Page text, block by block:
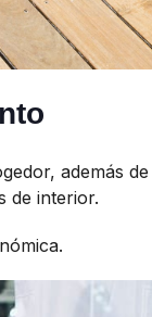
además
de interior.